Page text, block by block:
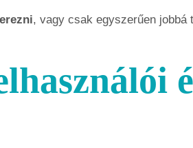
, vagy csak egyszerűen jobbá